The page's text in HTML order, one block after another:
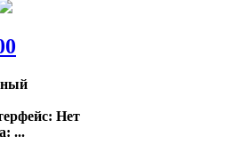
: Нет
: ...